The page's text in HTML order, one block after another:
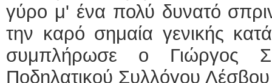
γύρο μ' ένα πολύ δυνατό
την καρό σημαία γενικής
συμπλήρωσε ο Γιώργος
Ποδηλατικού Συλλόγου